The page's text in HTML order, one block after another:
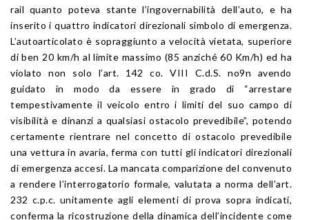
rail quanto poteva stante l’ingovernabilità dell’auto, e ha
inserito i quattro indicatori direzionali simbolo di emergenza.
L’autoarticolato è sopraggiunto a velocità vietata, superiore
di ben 20 km/h al limite massimo (85 anziché 60 Km/h) ed ha
violato non solo l’art. 142 co. VIII C.d.S. no9n avendo
guidato in modo da essere in grado di “arrestare
tempestivamente il veicolo entro i limiti del suo campo di
visibilità e dinanzi a qualsiasi ostacolo prevedibile”, potendo
certamente rientrare nel concetto di ostacolo prevedibile
una vettura in avaria, ferma con tutti gli indicatori direzionali
di emergenza accesi. La mancata comparizione del convenuto
a rendere l’interrogatorio formale, valutata a norma dell’art.
232 c.p.c. unitamente agli elementi di prova sopra indicati,
conferma la ricostruzione della dinamica dell’incidente come